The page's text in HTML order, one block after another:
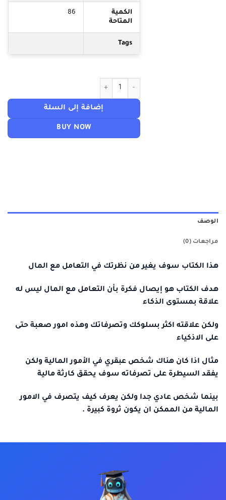
الكمية
المتاحة
86
Tags
كمية سيكولوجية المال
إضافة إلى السلة
BUY NOW
الوصف
مراجعات (0)
هذا الكتاب سوف يغير من نظرتك في التعامل مع المال
هدف الكتاب هو إيصال فكرة بأن التعامل مع المال ليس له
علاقة بمستوى الذكاء
ولكن علاقته اكثر بسلوكك وتصرفاتك وهذه امور صعبة حتى
على الاذكياء
مثال اذا كان هناك شخص عبقري في الأمور المالية ولكن
يفقد السيطرة على تصرفاته سوف يحقق كارثة مالية
بينما شخص عادي جدا ولكن يعرف كيف يتصرف في الامور
المالية من الممكن ان يكون ثروة كبيرة .